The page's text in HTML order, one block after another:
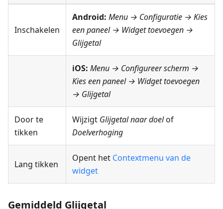
Inschakelen
Android: Menu → Configuratie → Kies
een paneel → Widget toevoegen →
Glijgetal
iOS: Menu → Configureer scherm →
Kies een paneel → Widget toevoegen
→ Glijgetal
Door te
tikken
Wijzigt Glijgetal naar doelof
Doelverhoging
Lang tikken
Opent het Contextmenu van de
widget
Gemiddeld Glijgetal